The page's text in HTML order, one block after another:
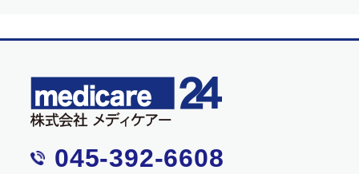
045-392-6608